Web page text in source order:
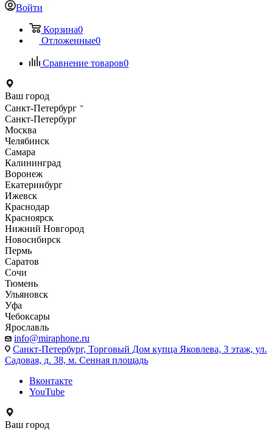
Войти
Корзина0
Отложенные0
Сравнение товаров0
Ваш город
Санкт-Петербург
Санкт-Петербург
Москва
Челябинск
Самара
Калининград
Воронеж
Екатеринбург
Ижевск
Краснодар
Красноярск
Нижний Новгород
Новосибирск
Пермь
Саратов
Сочи
Тюмень
Ульяновск
Уфа
Чебоксары
Ярославль
info@miraphone.ru
Санкт-Петербург, Торговый Дом купца Яковлева, 3 этаж, ул.
Садовая, д. 38, м. Сенная площадь
Вконтакте
YouTube
Ваш город